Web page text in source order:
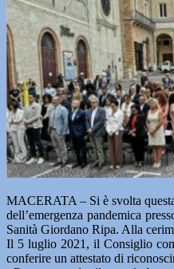
MACERATA – Si è svolta
dell’emergenza pandemica
Sanità Giordano Ripa. Alla
Il 5 luglio 2021, il Consiglio
conferire un attestato di